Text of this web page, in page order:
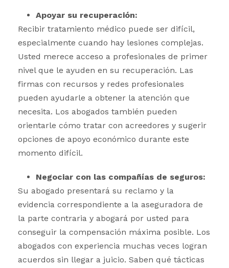
Apoyar su recuperación:
Recibir tratamiento médico puede ser difícil,
especialmente cuando hay lesiones complejas.
Usted merece acceso a profesionales de primer
nivel que le ayuden en su recuperación. Las
firmas con recursos y redes profesionales
pueden ayudarle a obtener la atención que
necesita. Los abogados también pueden
orientarle cómo tratar con acreedores y sugerir
opciones de apoyo económico durante este
momento difícil.
Negociar con las compañías de seguros:
Su abogado presentará su reclamo y la
evidencia correspondiente a la aseguradora de
la parte contraria y abogará por usted para
conseguir la compensación máxima posible. Los
abogados con experiencia muchas veces logran
acuerdos sin llegar a juicio. Saben qué tácticas